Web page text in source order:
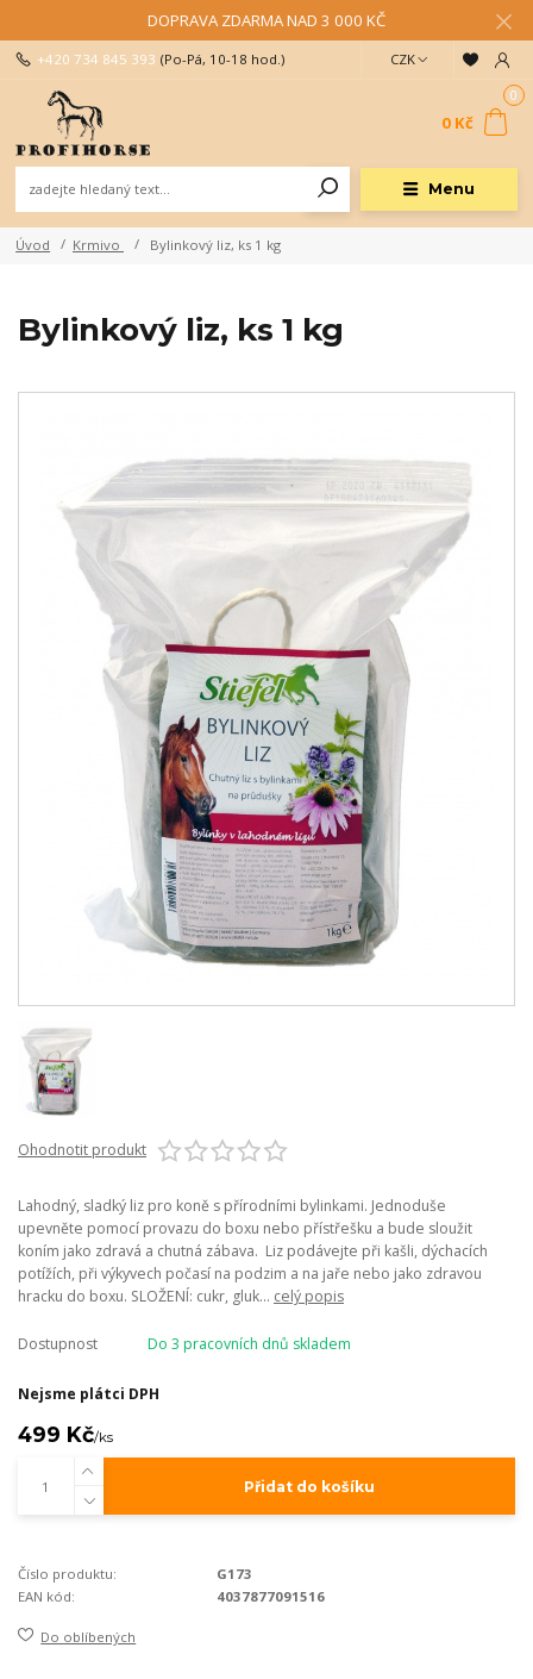
DOPRAVA ZDARMA NAD 3 000 KČ
Menu
CZK
+420 734 845 393 (Po-Pá, 10-18 hod.)
0
0 Kč
Úvod Krmivo Bylinkový liz, ks 1 kg
Bylinkový liz, ks 1 kg
Ohodnotit produkt
Lahodný, sladký liz pro koně s přírodními bylinkami. Jednoduše
upevněte pomocí provazu do boxu nebo přístřešku a bude sloužit
koním jako zdravá a chutná zábava. Liz podávejte při kašli, dýchacích
potížích, při výkyvech počasí na podzim a na jaře nebo jako zdravou
hracku do boxu. SLOŽENÍ: cukr, gluk... celý popis
Dostupnost Do 3 pracovních dnů skladem
Nejsme plátci DPH
499 Kč/ks
Přidat do košíku
Číslo produktu:
G173
EAN kód:
4037877091516
Do oblíbených